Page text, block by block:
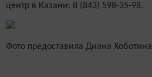
центр в Казани: 8 (843) 598-35-98.
Фото предоставила Диана Хоботина